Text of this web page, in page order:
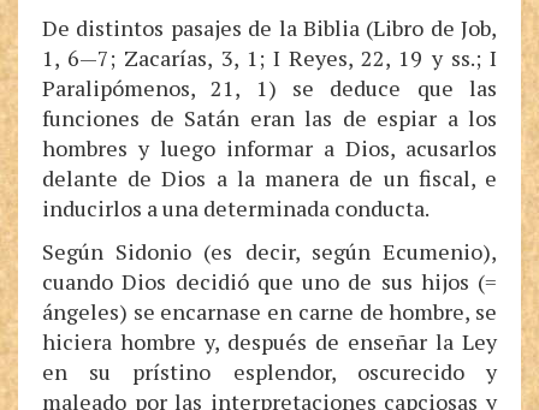
De distintos pasajes de la Biblia (Libro de Job,
1, 6—7; Zacarías, 3, 1; I Reyes, 22, 19 y ss.; I
Paralipómenos, 21, 1) se deduce que las
funciones de Satán eran las de espiar a los
hombres y luego informar a Dios, acusarlos
delante de Dios a la manera de un fiscal, e
inducirlos a una determinada conducta.
Según Sidonio (es decir, según Ecumenio),
cuando Dios decidió que uno de sus hijos (=
ángeles) se encarnase en carne de hombre, se
hiciera hombre y, después de enseñar la Ley
en su prístino esplendor, oscurecido y
maleado por las interpretaciones capciosas y